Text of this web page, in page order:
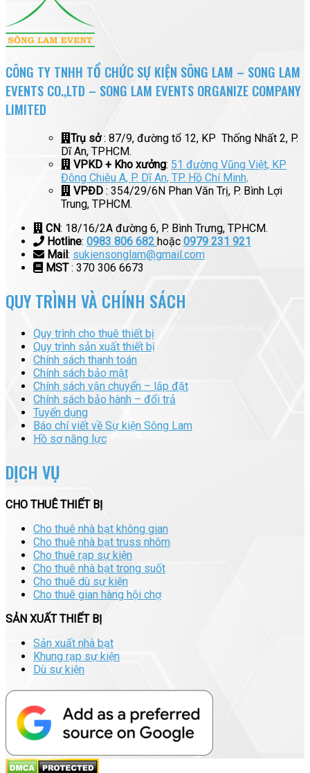
CÔNG TY TNHH TỔ CHỨC SỰ KIỆN SÔNG LAM – SONG LAM
EVENTS CO.,LTD – SONG LAM EVENTS ORGANIZE COMPANY
LIMITED
Trụ sở: 87/9, đường tổ 12, KP Thống Nhất 2, P.
Dĩ An, TPHCM.
VPKD + Kho xưởng: 51 đường Vũng Việt, KP
Đông Chiêu A, P. Dĩ An, TP. Hồ Chí Minh.
VPĐD : 354/29/6N Phan Văn Trị, P. Bình Lợi
Trung, TPHCM.
CN: 18/16/2A đường 6, P. Bình Trưng, TPHCM.
Hotline: 0983 806 682 hoặc 0979 231 921
Mail : sukiensonglam@gmail.com
MST: 370 306 6673
QUY TRÌNH VÀ CHÍNH SÁCH
Quy trình cho thuê thiết bị
Quy trình sản xuất thiết bị
Chính sách thanh toán
Chính sách bảo mật
Chính sách vận chuyển – lắp đặt
Chính sách bảo hành – đổi trả
Tuyển dụng
Báo chí viết về Sự kiện Sông Lam
Hồ sơ năng lực
DỊCH VỤ
CHO THUÊ THIẾT BỊ
Cho thuê nhà bạt không gian
Cho thuê nhà bạt truss nhôm
Cho thuê rạp sự kiện
Cho thuê nhà bạt trong suốt
Cho thuê dù sự kiện
Cho thuê gian hàng hội chợ
SẢN XUẤT THIẾT BỊ
Sản xuất nhà bạt
Khung rạp sự kiện
Dù sự kiện